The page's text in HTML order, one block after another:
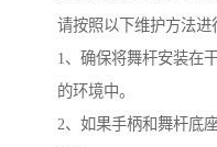
请按照以下维护方法进
1、确保将舞杆安装在
的环境中。
2、如果手柄和舞杆底